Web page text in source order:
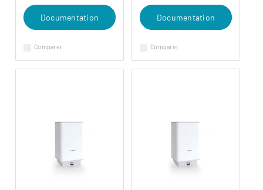
Comparer
Documentation
Comparer
Documentation